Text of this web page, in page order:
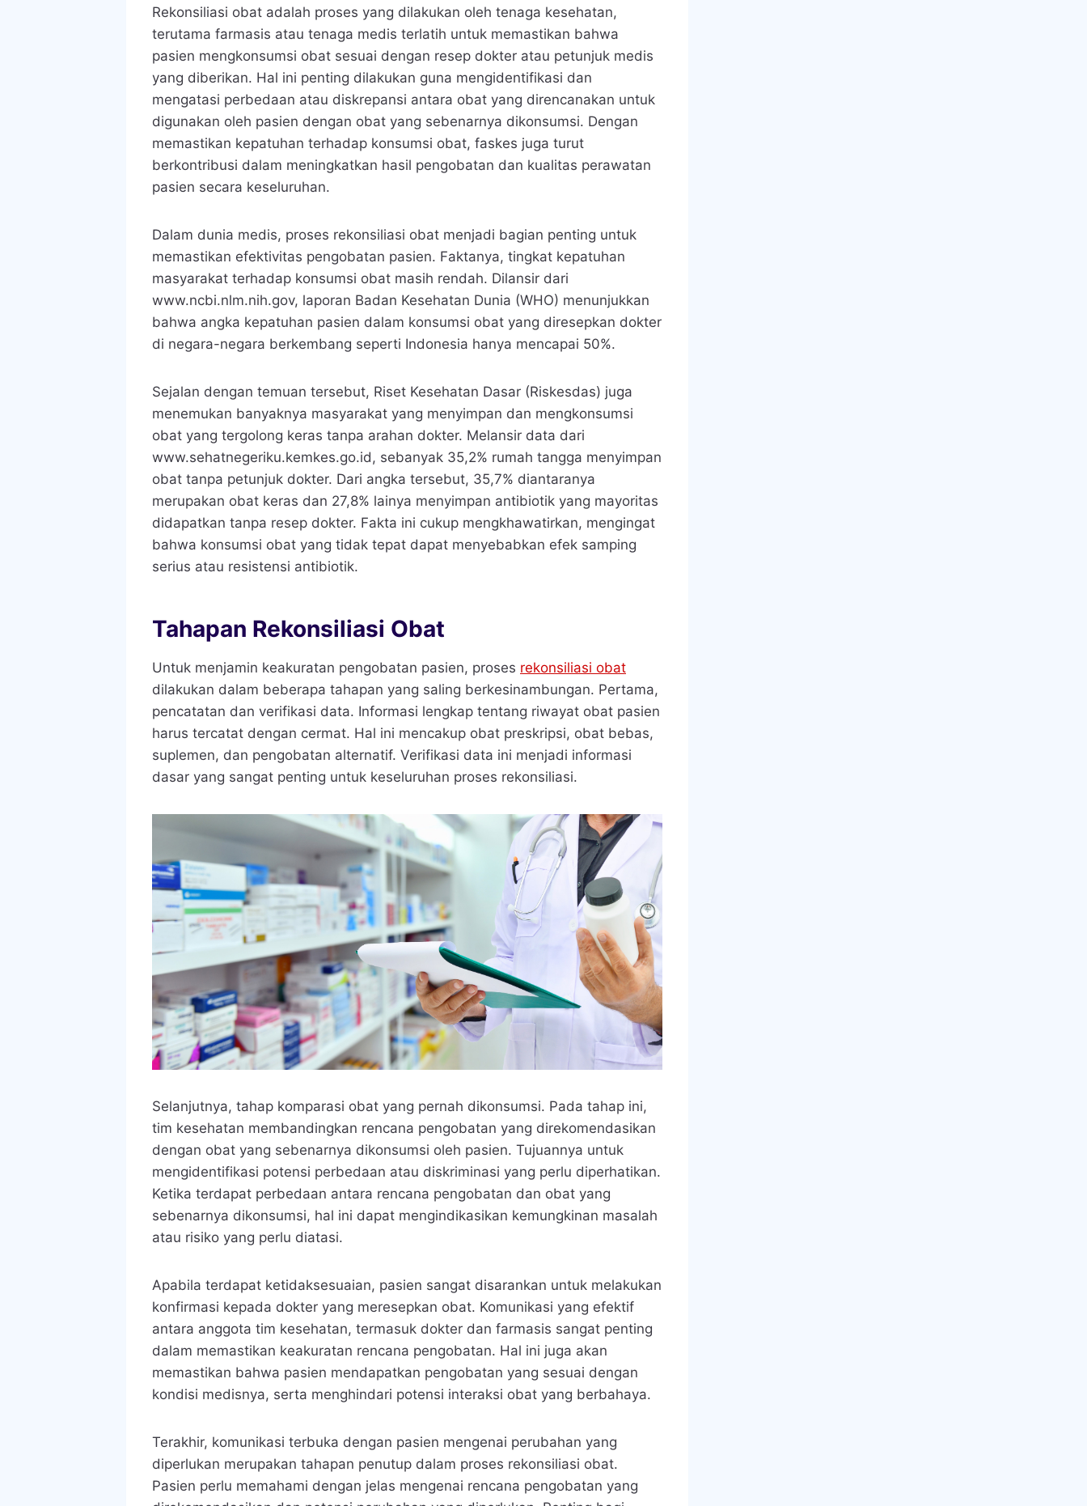
Rekonsiliasi obat adalah proses yang dilakukan oleh tenaga kesehatan,
terutama farmasis atau tenaga medis terlatih untuk memastikan bahwa
pasien mengkonsumsi obat sesuai dengan resep dokter atau petunjuk medis
yang diberikan. Hal ini penting dilakukan guna mengidentifikasi dan
mengatasi perbedaan atau diskrepansi antara obat yang direncanakan untuk
digunakan oleh pasien dengan obat yang sebenarnya dikonsumsi. Dengan
memastikan kepatuhan terhadap konsumsi obat, faskes juga turut
berkontribusi dalam meningkatkan hasil pengobatan dan kualitas perawatan
pasien secara keseluruhan.
Dalam dunia medis, proses rekonsiliasi obat menjadi bagian penting untuk
memastikan efektivitas pengobatan pasien. Faktanya, tingkat kepatuhan
masyarakat terhadap konsumsi obat masih rendah. Dilansir dari
www.ncbi.nlm.nih.gov, laporan Badan Kesehatan Dunia (WHO) menunjukkan
bahwa angka kepatuhan pasien dalam konsumsi obat yang diresepkan dokter
di negara-negara berkembang seperti Indonesia hanya mencapai 50%.
Sejalan dengan temuan tersebut, Riset Kesehatan Dasar (Riskesdas) juga
menemukan banyaknya masyarakat yang menyimpan dan mengkonsumsi
obat yang tergolong keras tanpa arahan dokter. Melansir data dari
www.sehatnegeriku.kemkes.go.id, sebanyak 35,2% rumah tangga menyimpan
obat tanpa petunjuk dokter. Dari angka tersebut, 35,7% diantaranya
merupakan obat keras dan 27,8% lainya menyimpan antibiotik yang mayoritas
didapatkan tanpa resep dokter. Fakta ini cukup mengkhawatirkan, mengingat
bahwa konsumsi obat yang tidak tepat dapat menyebabkan efek samping
serius atau resistensi antibiotik.
Tahapan Rekonsiliasi Obat
Untuk menjamin keakuratan pengobatan pasien, proses rekonsiliasi obat
dilakukan dalam beberapa tahapan yang saling berkesinambungan. Pertama,
pencatatan dan verifikasi data. Informasi lengkap tentang riwayat obat pasien
harus tercatat dengan cermat. Hal ini mencakup obat preskripsi, obat bebas,
suplemen, dan pengobatan alternatif. Verifikasi data ini menjadi informasi
dasar yang sangat penting untuk keseluruhan proses rekonsiliasi.
Selanjutnya, tahap komparasi obat yang pernah dikonsumsi. Pada tahap ini,
tim kesehatan membandingkan rencana pengobatan yang direkomendasikan
dengan obat yang sebenarnya dikonsumsi oleh pasien. Tujuannya untuk
mengidentifikasi potensi perbedaan atau diskriminasi yang perlu diperhatikan.
Ketika terdapat perbedaan antara rencana pengobatan dan obat yang
sebenarnya dikonsumsi, hal ini dapat mengindikasikan kemungkinan masalah
atau risiko yang perlu diatasi.
Apabila terdapat ketidaksesuaian, pasien sangat disarankan untuk melakukan
konfirmasi kepada dokter yang meresepkan obat. Komunikasi yang efektif
antara anggota tim kesehatan, termasuk dokter dan farmasis sangat penting
dalam memastikan keakuratan rencana pengobatan. Hal ini juga akan
memastikan bahwa pasien mendapatkan pengobatan yang sesuai dengan
kondisi medisnya, serta menghindari potensi interaksi obat yang berbahaya.
Terakhir, komunikasi terbuka dengan pasien mengenai perubahan yang
diperlukan merupakan tahapan penutup dalam proses rekonsiliasi obat.
Pasien perlu memahami dengan jelas mengenai rencana pengobatan yang